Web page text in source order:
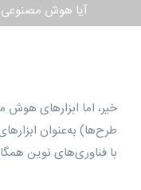
آیا هوش مصنوعی
خیر، اما ابزارهای
طرح‌ها) به‌عنوان
با فناوری‌های نوین